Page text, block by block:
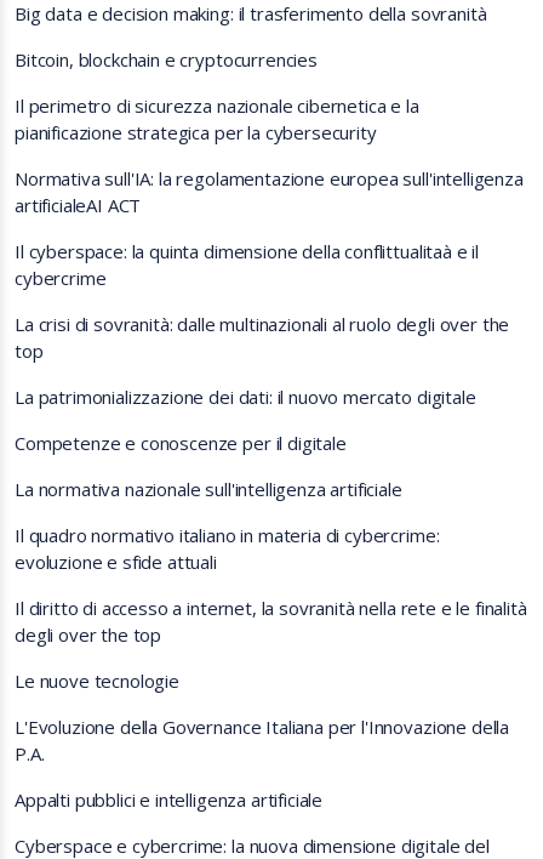
Big data e decision making: il trasferimento della sovranità
Bitcoin, blockchain e cryptocurrencies
Il perimetro di sicurezza nazionale cibernetica e la
pianificazione strategica per la cybersecurity
Normativa sull'IA: la regolamentazione europea sull'intelligenza
artificialeAI ACT
Il cyberspace: la quinta dimensione della conflittualitaà e il
cybercrime
La crisi di sovranità: dalle multinazionali al ruolo degli over the
top
La patrimonializzazione dei dati: il nuovo mercato digitale
Competenze e conoscenze per il digitale
La normativa nazionale sull'intelligenza artificiale
Il quadro normativo italiano in materia di cybercrime:
evoluzione e sfide attuali
Il diritto di accesso a internet, la sovranità nella rete e le finalità
degli over the top
Le nuove tecnologie
L'Evoluzione della Governance Italiana per l'Innovazione della
P.A.
Appalti pubblici e intelligenza artificiale
Cyberspace e cybercrime: la nuova dimensione digitale del